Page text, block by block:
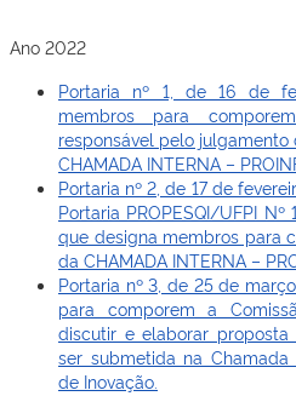
Ano 2022
Portaria nº 1, de 16 de
membros para
responsável pelo
CHAMADA INTERNA –
Portaria nº 2, de 17 de
Portaria PROPESQI/UFPI
que designa membros para
da CHAMADA INTERNA –
Portaria nº 3, de 25 de
para comporem a
discutir e elaborar
ser submetida na
de Inovação.